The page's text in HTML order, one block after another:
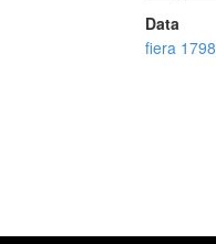
Data
fiera 1798